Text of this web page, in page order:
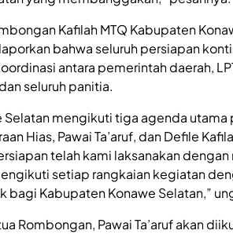
Kafilah MTQ Kabupaten
bahwa seluruh persiapan
antara pemerintah daerah,
seluruh panitia.
Selatan mengikuti tiga agenda utama
Hias, Pawai Ta’aruf, dan Defile
telah kami laksanakan
setiap rangkaian kegiatan
bagi Kabupaten Konawe Selatan,”
Rombongan, Pawai Ta’aruf akan